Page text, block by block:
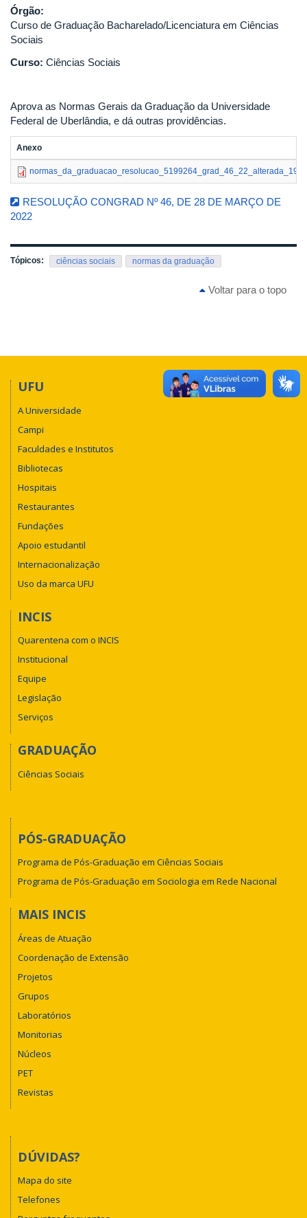
Órgão:
Curso de Graduação Bacharelado/Licenciatura em Ciências
Sociais
Curso: Ciências Sociais
Aprova as Normas Gerais da Graduação da Universidade
Federal de Uberlândia, e dá outras providências.
Anexo
RESOLUÇÃO CONGRAD Nº 46, DE 28 DE MARÇO DE
2022
Tópicos: ciências sociais normas da graduação
Voltar para o topo
UFU
A Universidade
Campi
Faculdades e Institutos
Bibliotecas
Hospitais
Restaurantes
Fundações
Apoio estudantil
Internacionalização
Uso da marca UFU
INCIS
Quarentena com o INCIS
Institucional
Equipe
Legislação
Serviços
GRADUAÇÃO
Ciências Sociais
PÓS-GRADUAÇÃO
Programa de Pós-Graduação em Ciências Sociais
Programa de Pós-Graduação em Sociologia em Rede Nacional
MAIS INCIS
Áreas de Atuação
Coordenação de Extensão
Projetos
Grupos
Laboratórios
Monitorias
Núcleos
PET
Revistas
DÚVIDAS?
Mapa do site
Telefones